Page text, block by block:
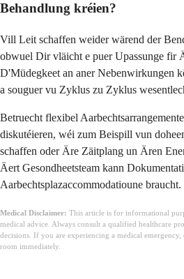
Behandlung kréien?
Vill Leit schaffen weider wärend der
obwuel Dir vläicht e puer Upassunge fir
D'Müdegkeet an aner Nebenwirkungen
a souguer vu Zyklus zu Zyklus
Betruecht flexibel
diskutéieren, wéi zum Beispill vun
schaffen oder Äre Zäitplang un Ären
Äert Gesondheetsteam kann
Aarbechtsplazaccommodatioune braucht.
Medical Disclaimer: This article is for informational
medical advice. Always consult a qualified healthcare
decisions. If you are experiencing a medical
room immediately.